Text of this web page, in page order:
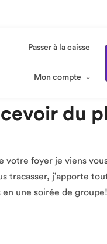
Passer à la caisse
Mon compte
du
votre foyer je viens
tracasser, j’apporte
une soirée de groupe!